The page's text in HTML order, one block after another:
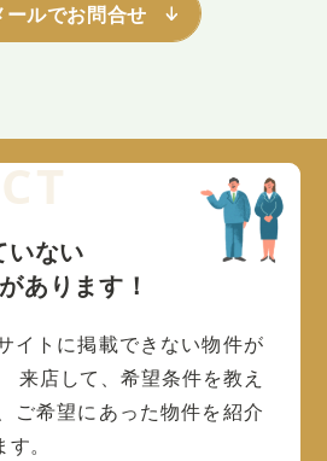
ールでお問合せ
いない
あります！
イトに掲載できない物件が
来店して、希望条件を教え
ご希望にあった物件を紹介
。